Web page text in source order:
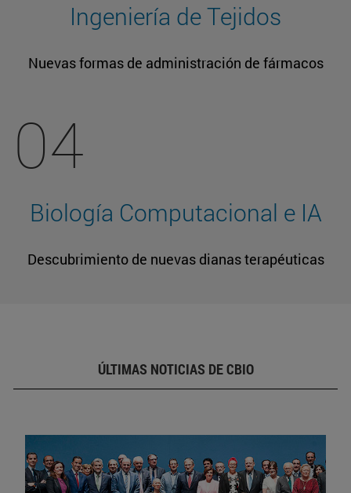
Ingeniería de Tejidos
Nuevas formas de administración de fármacos
04
Biología Computacional e IA
Descubrimiento de nuevas dianas terapéuticas
ÚLTIMAS NOTICIAS DE CBIO